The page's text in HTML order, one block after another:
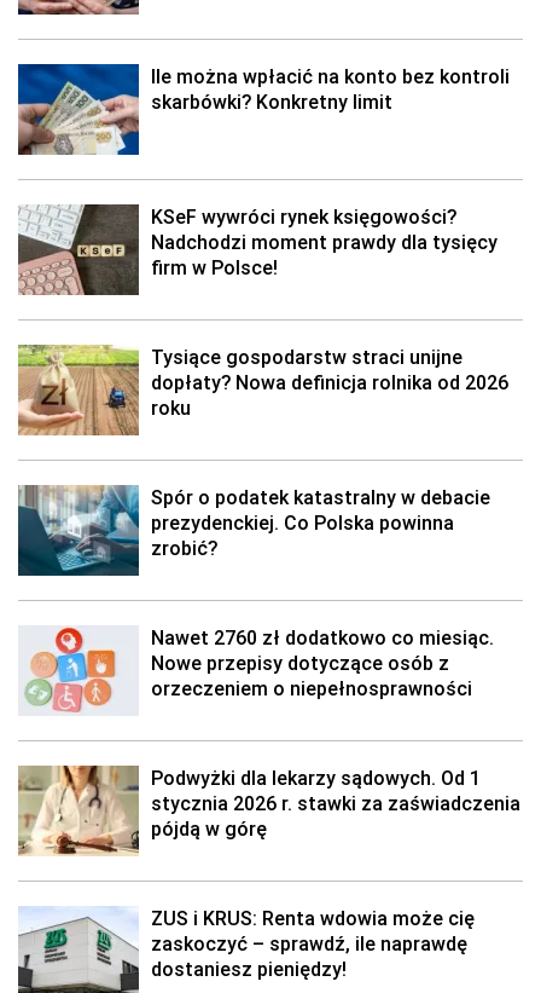
Ile można wpłacić na konto bez kontroli
skarbówki? Konkretny limit
KSeF wywróci rynek księgowości?
Nadchodzi moment prawdy dla tysięcy
firm w Polsce!
Tysiące gospodarstw straci unijne
dopłaty? Nowa definicja rolnika od 2026
roku
Spór o podatek katastralny w debacie
prezydenckiej. Co Polska powinna
zrobić?
Nawet 2760 zł dodatkowo co miesiąc.
Nowe przepisy dotyczące osób z
orzeczeniem o niepełnosprawności
Podwyżki dla lekarzy sądowych. Od 1
stycznia 2026 r. stawki za zaświadczenia
pójdą w górę
ZUS i KRUS: Renta wdowia może cię
zaskoczyć – sprawdź, ile naprawdę
dostaniesz pieniędzy!